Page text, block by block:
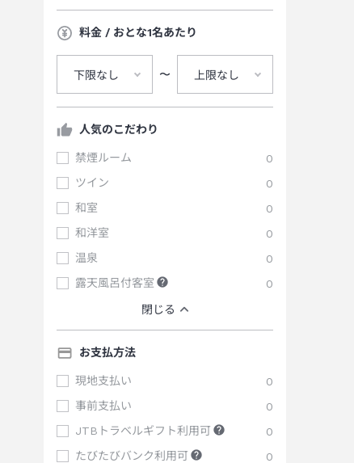
料金 / おとな1名あたり
下限なし 〜 上限なし
人気のこだわり
禁煙ルーム
0
ツイン
0
和室
0
和洋室
0
温泉
0
露天風呂付客室
0
閉じる
お支払方法
現地支払い
0
事前支払い
0
JTBトラベルギフト利用可
0
たびたびバンク利用可
0